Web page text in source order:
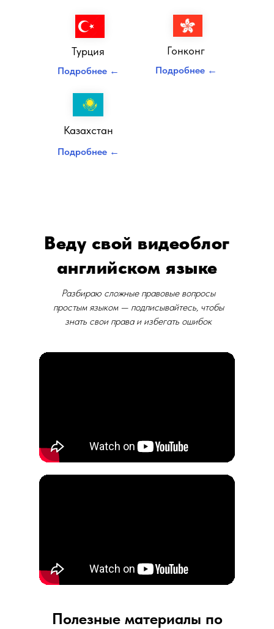
Налоговый юрист
Казахстан
Турция
Подробнее ←
Гонконг
Подробнее ←
Подробнее ←
Разбираю сложные правовые вопросы
простым языком — подписывайтесь, чтобы
знать свои права и избегать ошибок
Веду свой видеоблог
английском языке
Полезные материалы по